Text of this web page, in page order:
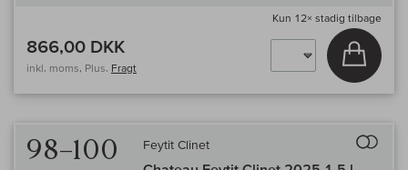
Kun 12× stadig tilbage
866,00 DKK
inkl. moms, Plus. Fragt
Læg i
98–100 Feytit Clinet